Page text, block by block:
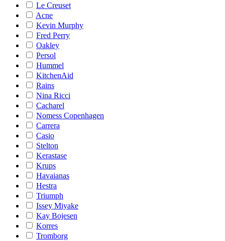
Le Creuset
Acne
Kevin Murphy
Fred Perry
Oakley
Persol
Hummel
KitchenAid
Rains
Nina Ricci
Cacharel
Nomess Copenhagen
Carrera
Casio
Stelton
Kerastase
Krups
Havaianas
Hestra
Triumph
Issey Miyake
Kay Bojesen
Korres
Tromborg